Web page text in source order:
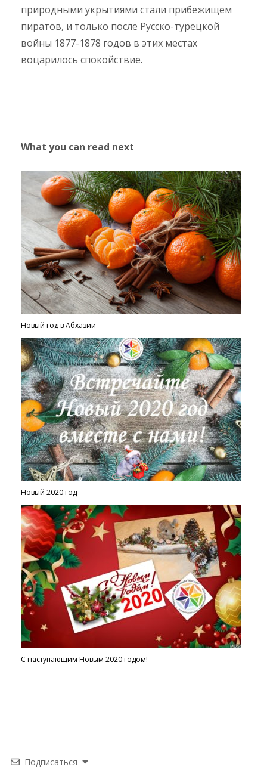
природными укрытиями стали прибежищем
пиратов, и только после Русско-турецкой
войны 1877-1878 годов в этих местах
воцарилось спокойствие.
What you can read next
Новый год в Абхазии
Новый 2020 год
С наступающим Новым 2020 годом!
Подписаться